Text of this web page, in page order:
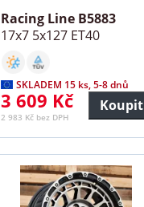
Racing Line B5883
17x7 5x127 ET40
SKLADEM 15 ks, 5-8 dnů
3 609 Kč
2 983 Kč bez DPH
Koupit